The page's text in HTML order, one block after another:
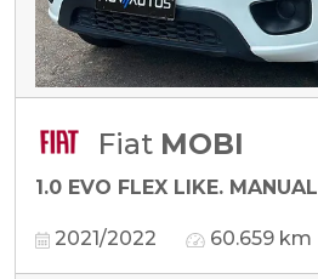
Fiat MOBI
1.0 EVO FLEX LIKE. MANUAL
2021/2022 60.659 km